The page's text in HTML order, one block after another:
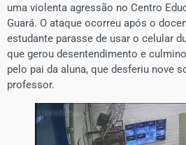
uma violenta agressão no Centro
Guará. O ataque ocorreu após o
estudante parasse de usar o celular
que gerou desentendimento e
pelo pai da aluna, que desferiu nove
professor.